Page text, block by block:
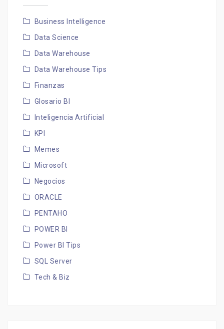
Business Intelligence
Data Science
Data Warehouse
Data Warehouse Tips
Finanzas
Glosario BI
Inteligencia Artificial
KPI
Memes
Microsoft
Negocios
ORACLE
PENTAHO
POWER BI
Power BI Tips
SQL Server
Tech & Biz